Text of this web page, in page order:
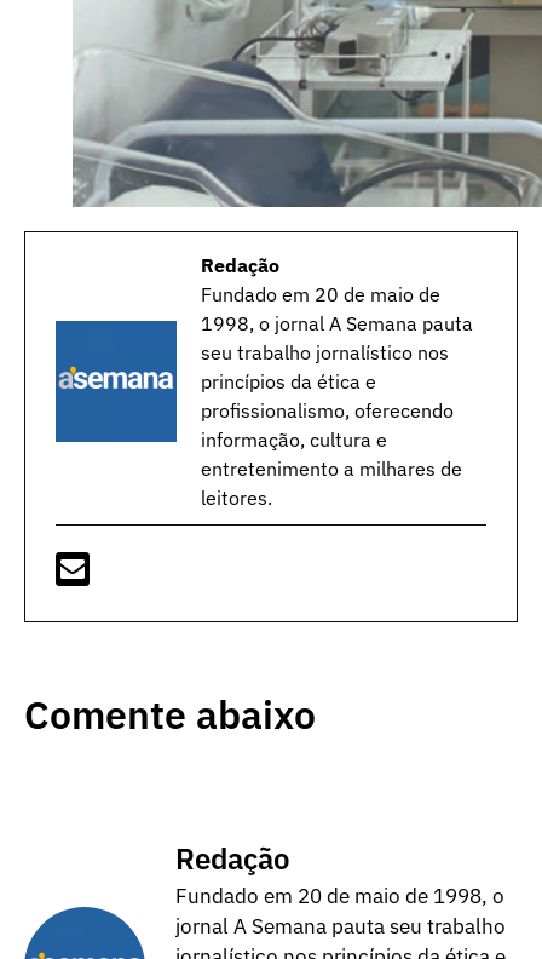
Redação
Fundado em 20 de maio de
1998, o jornal A Semana pauta
seu trabalho jornalístico nos
princípios da ética e
profissionalismo, oferecendo
informação, cultura e
entretenimento a milhares de
leitores.
Comente abaixo
Redação
Fundado em 20 de maio de 1998, o
jornal A Semana pauta seu trabalho